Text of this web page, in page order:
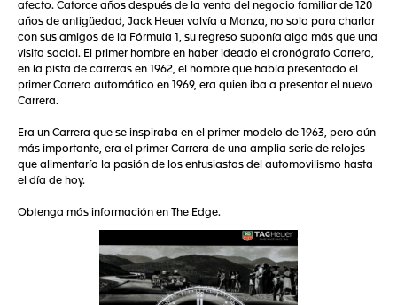
afecto. Catorce años después de la venta del negocio familiar de 120
años de antigüedad, Jack Heuer volvía a Monza, no solo para charlar
con sus amigos de la Fórmula 1, su regreso suponía algo más que una
visita social. El primer hombre en haber ideado el cronógrafo Carrera,
en la pista de carreras en 1962, el hombre que había presentado el
primer Carrera automático en 1969, era quien iba a presentar el nuevo
Carrera.
Era un Carrera que se inspiraba en el primer modelo de 1963, pero aún
más importante, era el primer Carrera de una amplia serie de relojes
que alimentaría la pasión de los entusiastas del automovilismo hasta
el día de hoy.
Obtenga más información en The Edge.